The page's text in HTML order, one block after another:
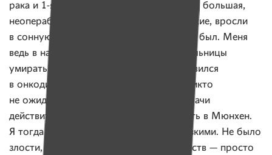
рака и 1-я группа инвалидности, опухоль большая,
неоперабельная, метастазы пошли в легкие, вросли
в сонную артерию… Короче, не жилец я был. Меня
ведь в начале 2012 года выписали из больницы
умирать. И, конечно, когда позже я появился
в онкодиспансере без опухоли, этого никто
не ожидал, — улыбается Женя. — Да, врачи
действительно отговаривали меня лететь в Мюнхен.
Я тогда уже мысленно прощался с близкими. Не было
злости, сожаления, каких-то других чувств — просто